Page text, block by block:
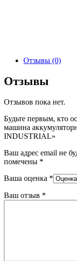
Отзывы (0)
Отзывы
Отзывов пока нет.
Будьте первым, кто
машина
INDUSTRIAL»
Ваш адрес email не
помечены *
Ваша оценка *
Ваш отзыв *